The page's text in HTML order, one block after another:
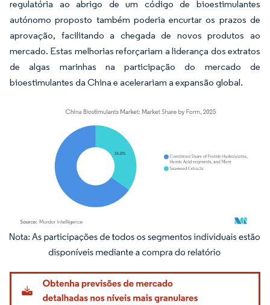
regulatória ao abrigo de um código de bioestimulantes
autónomo proposto também poderia encurtar os prazos de
aprovação, facilitando a chegada de novos produtos ao
mercado. Estas melhorias reforçariam a liderança dos extratos
de algas marinhas na participação do mercado de
bioestimulantes da China e acelerariam a expansão global.
Imagem © Mordor Intelligence. O reuso requer atribuição conforme CC BY 4.0.